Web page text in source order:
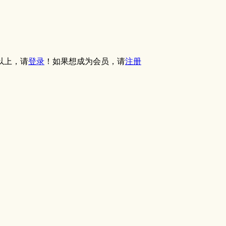
上，请登录 ！如果想成为会员，请注册